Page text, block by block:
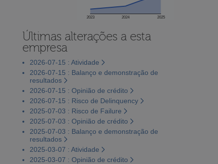
2023 2024 2025
Últimas alterações a esta
empresa
2026-07-15 : Atividade
2026-07-15 : Balanço e demonstração de
resultados
2026-07-15 : Opinião de crédito
2026-07-15 : Risco de Delinquency
2025-07-03 : Risco de Failure
2025-07-03 : Opinião de crédito
2025-07-03 : Balanço e demonstração de
resultados
2025-03-07 : Atividade
2025-03-07 : Opinião de crédito